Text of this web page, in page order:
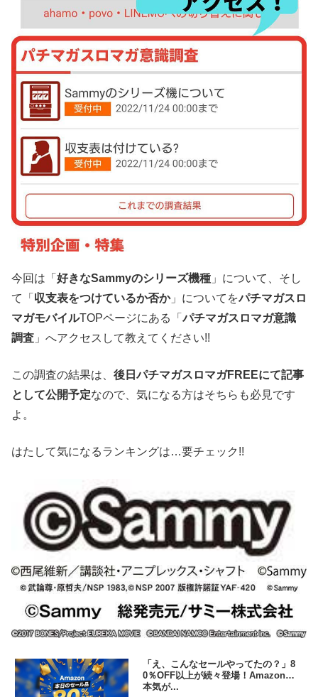
今回は「 好きなSammyのシリーズ機種 」について、そし
て「 収支表をつけているか否か」についてをパチマガスロ
マガモバイルTOPページにある「パチマガスロマガ意識
調査 」へアクセスして教えてください!!
この調査の結果は、 後日パチマガスロマガFREEにて記事
として公開予定なので、気になる方はそちらも必見です
よ。
はたして気になるランキングは…要チェック!!
「え、こんなセールやってたの？」8
0％OFF以上が続々登場！Amazonの
本気が...